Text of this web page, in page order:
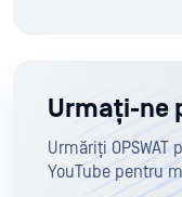
Urmați-ne
Urmăriți
YouTube pentru